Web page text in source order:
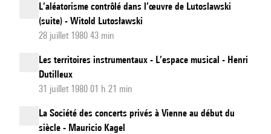
L’aléatorisme contrôlé dans l’œuvre de Lutoslawski
(suite) - Witold Lutosławski
28 juillet 1980 43 min
Les territoires instrumentaux - L’espace musical - Henri
Dutilleux
31 juillet 1980 01 h 21 min
La Société des concerts privés à Vienne au début du
siècle - Mauricio Kagel